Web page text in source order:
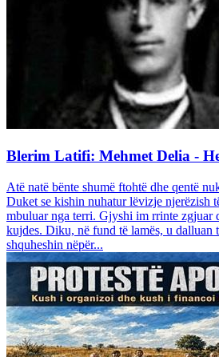
Blerim Latifi: Mehmet Delia -
Atë natë bënte shumë ftohtë dhe qentë
Duket se kishin nuhatur lëvizje njerëzish
mbuluar nga terri. Gjyshi im rrinte zgjuar
kujdes. Diku, në fund të lamës, u dalluan
shquheshin nëpër...